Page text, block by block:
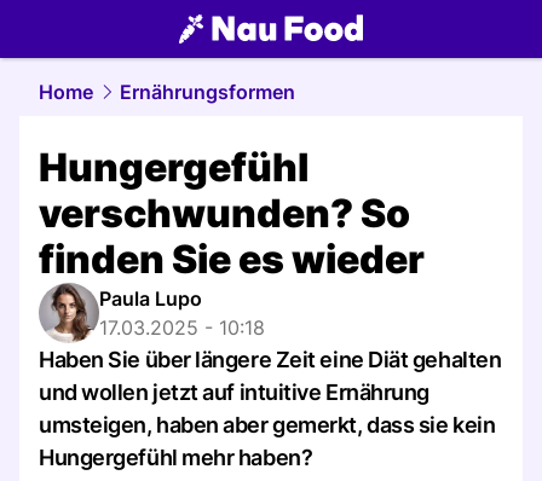
food.NAU.ch
Home Ernährungsformen
Hungergefühl
verschwunden? So
finden Sie es wieder
Paula Lupo
17.03.2025 - 10:18
Haben Sie über längere Zeit eine Diät gehalten
und wollen jetzt auf intuitive Ernährung
umsteigen, haben aber gemerkt, dass sie kein
Hungergefühl mehr haben?